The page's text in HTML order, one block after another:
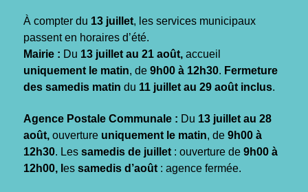
À compter du 13 juillet, les services municipaux
passent en horaires d’été.
Mairie : Du 13 juillet au 21 août, accueil
uniquement le matin, de 9h00 à 12h30. Fermeture
des samedis matin du 11 juillet au 29 août inclus.
Agence Postale Communale : Du 13 juillet au 28
août, ouverture uniquement le matin, de 9h00 à
12h30. Les samedis de juillet : ouverture de 9h00 à
12h00, l es samedis d’août : agence fermée.